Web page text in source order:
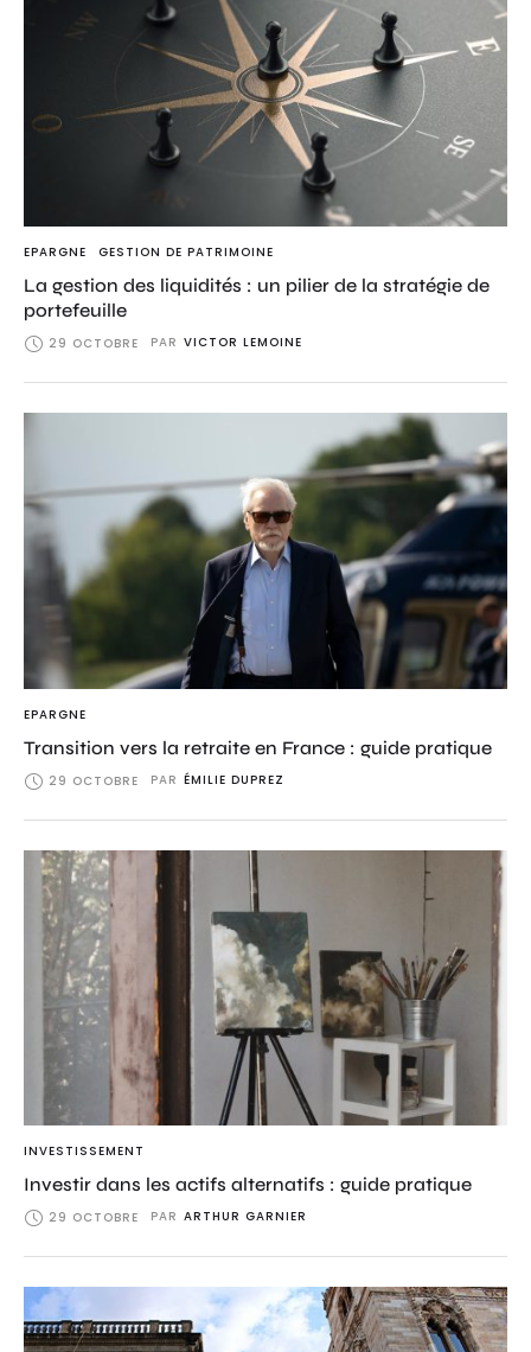
EPARGNE GESTION DE PATRIMOINE
La gestion des liquidités : un pilier de la stratégie de
portefeuille
29 OCTOBRE PAR VICTOR LEMOINE
EPARGNE
Transition vers la retraite en France : guide pratique
29 OCTOBRE PAR ÉMILIE DUPREZ
INVESTISSEMENT
Investir dans les actifs alternatifs : guide pratique
29 OCTOBRE PAR ARTHUR GARNIER